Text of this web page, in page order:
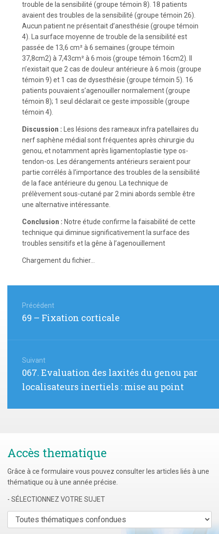
trouble de la sensibilité (groupe témoin 8). 18 patients
avaient des troubles de la sensibilité (groupe témoin 26).
Aucun patient ne présentait d’anesthésie (groupe témoin
4). La surface moyenne de trouble de la sensibilité est
passée de 13,6 cm² à 6 semaines (groupe témoin
37,8cm2) à 7,43cm² à 6 mois (groupe témoin 16cm2). Il
n’existait que 2 cas de douleur antérieure à 6 mois (groupe
témoin 9) et 1 cas de dysesthésie (groupe témoin 5). 16
patients pouvaient s’agenouiller normalement (groupe
témoin 8); 1 seul déclarait ce geste impossible (groupe
témoin 4).
Discussion : Les lésions des rameaux infra patellaires du
nerf saphène médial sont fréquentes après chirurgie du
genou, et notamment après ligamentoplastie type os-
tendon-os. Les dérangements antérieurs seraient pour
partie corrélés à l’importance des troubles de la sensibilité
de la face antérieure du genou. La technique de
prélèvement sous-cutané par 2 mini abords semble être
une alternative intéressante.
Conclusion : Notre étude confirme la faisabilité de cette
technique qui diminue significativement la surface des
troubles sensitifs et la gêne à l’agenouillement
Chargement du fichier...
dePrécédent
Article
69 – Fixation corticale
Suivant
Article
:
067. Evaluation des laxités du genou par
localisateurs inertiels : mise au point
Accès thematique
Grâce à ce formulaire vous pouvez consulter les articles liés à une
thématique ou à une année précise.
- SÉLECTIONNEZ VOTRE SUJET